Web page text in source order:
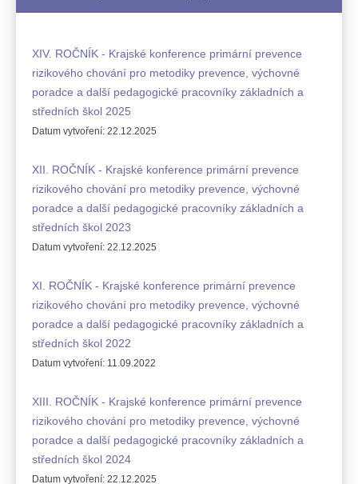
XIV. ROČNÍK - Krajské konference primární prevence
rizikového chování pro metodiky prevence, výchovné
poradce a další pedagogické pracovníky základních a
středních škol 2025
Datum vytvoření: 22.12.2025
XII. ROČNÍK - Krajské konference primární prevence
rizikového chování pro metodiky prevence, výchovné
poradce a další pedagogické pracovníky základních a
středních škol 2023
Datum vytvoření: 22.12.2025
XI. ROČNÍK - Krajské konference primární prevence
rizikového chování pro metodiky prevence, výchovné
poradce a další pedagogické pracovníky základních a
středních škol 2022
Datum vytvoření: 11.09.2022
XIII. ROČNÍK - Krajské konference primární prevence
rizikového chování pro metodiky prevence, výchovné
poradce a další pedagogické pracovníky základních a
středních škol 2024
Datum vytvoření: 22.12.2025